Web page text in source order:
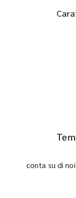
conta su di